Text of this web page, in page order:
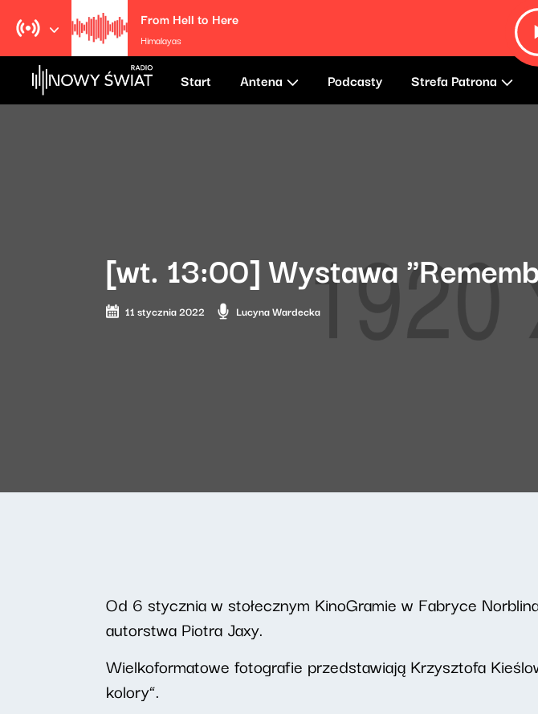
From Hell to Here
Himalayas
Start Antena Podcasty Strefa Patrona
[wt. 13:00] Wystawa
11 stycznia 2022 Lucyna Wardecka
Od 6 stycznia w stołecznym KinoGramie w Fabryce
autorstwa Piotra Jaxy.
Wielkoformatowe fotografie przedstawiają Krzysztofa
kolory”.